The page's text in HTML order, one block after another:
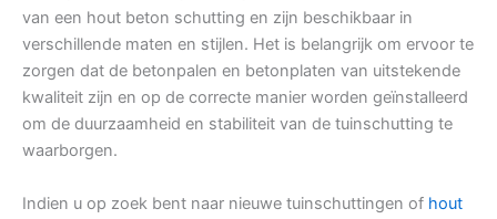
van een hout beton schutting en zijn beschikbaar in
verschillende maten en stijlen. Het is belangrijk om ervoor te
zorgen dat de betonpalen en betonplaten van uitstekende
kwaliteit zijn en op de correcte manier worden geïnstalleerd
om de duurzaamheid en stabiliteit van de tuinschutting te
waarborgen.
Indien u op zoek bent naar nieuwe tuinschuttingen of hout